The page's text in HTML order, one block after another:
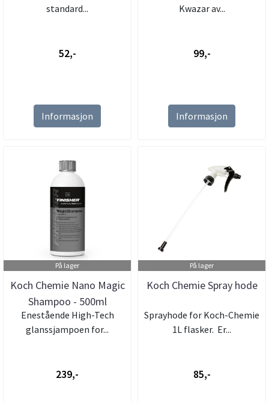
standard...
52,-
Informasjon
Kwazar av...
99,-
Informasjon
På lager
Koch Chemie Nano Magic
Shampoo - 500ml
Enestående High-Tech
glanssjampoen for...
239,-
På lager
Koch Chemie Spray hode
Sprayhode for Koch-Chemie
1L flasker. Er...
85,-